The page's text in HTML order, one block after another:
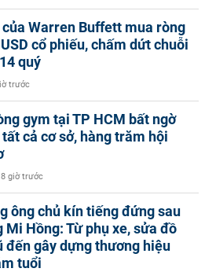
Warren Buffett mua ròng
cổ phiếu, chấm dứt chuỗi
quý
trước
gym tại TP HCM bất ngờ
cả cơ sở, hàng trăm hội
8 giờ trước
ông chủ kín tiếng đứng sau
Mi Hồng: Từ phụ xe, sửa đồ
đến gây dựng thương hiệu
tuổi